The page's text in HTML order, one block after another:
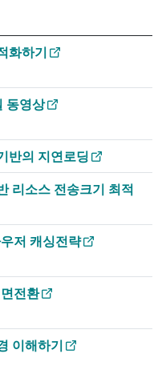
화하기
동영상
반의 지연로딩
리소스 전송크기 최적
저 캐싱전략
전환
이해하기